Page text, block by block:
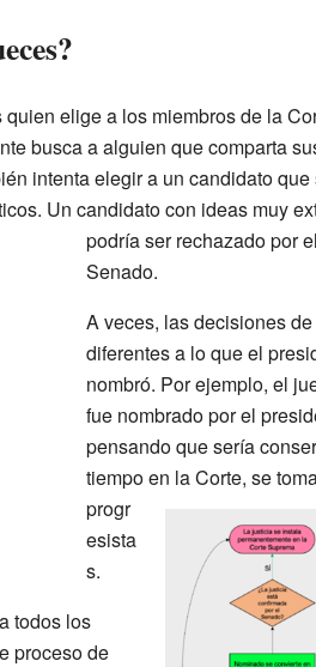
elige a los miembros de la
busca a alguien que comparta
intenta elegir a un candidato que
Un candidato con ideas muy
podría ser rechazado por el
Senado.
A veces, las decisiones
diferentes a lo que el
nombró. Por ejemplo, el
fue nombrado por el
pensando que sería
tiempo en la Corte, se
progr
esista
s.
todos los
proceso de